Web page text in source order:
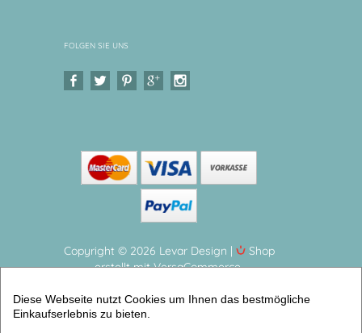
FOLGEN SIE UNS
Copyright © 2026 Levar Design |
Shop
erstellt mit VersaCommerce.
4 teiliges Geschirrset aus Melamin und BPA frei,
hergestellt in Deutschland (4er Geschirrset) |
Diese Webseite nutzt Cookies um Ihnen das bestmögliche
Einkaufserlebnis zu bieten.